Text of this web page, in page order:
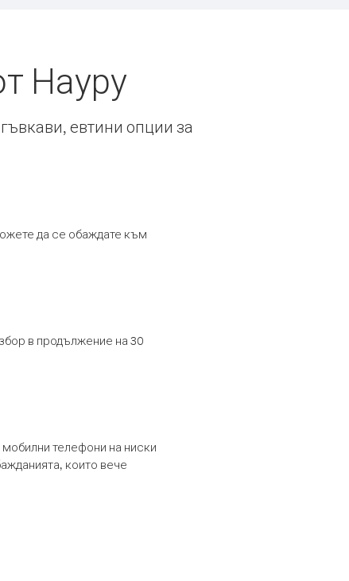
Науру
евтини опции за
да се обаждате към
в продължение на 30
телефони на ниски
които вече